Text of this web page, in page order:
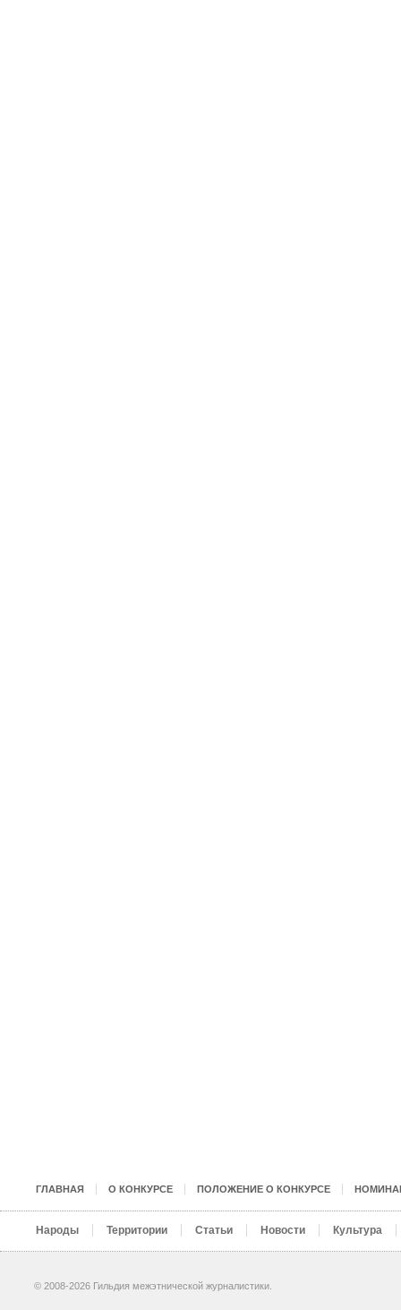
ГЛАВНАЯ О КОНКУРСЕ ПОЛОЖЕНИЕ О КОНКУРСЕ
Народы Территории Статьи Новости Культура
© 2008-2026 Гильдия межэтнической журналистики.